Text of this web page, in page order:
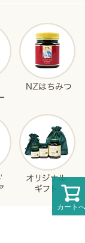
カートへ